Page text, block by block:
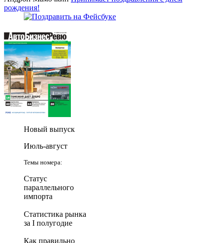
рождения!
Новый выпуск
Июль-август
Темы номера:
Статус
параллельного
импорта
Статистика рынка
за I полугодие
Как правильно